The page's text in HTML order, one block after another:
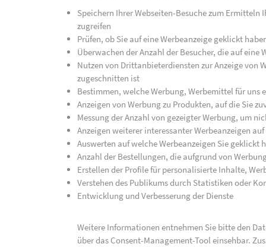
Speichern Ihrer Webseiten-Besuche zum
zugreifen
Prüfen, ob Sie auf eine Werbeanzeige geklickt
Überwachen der Anzahl der Besucher, die auf
Nutzen von Drittanbieterdiensten zur Anzeige von
zugeschnitten ist
Bestimmen, welche Werbung, Werbemittel für uns
Anzeigen von Werbung zu Produkten, auf die Sie
Messung der Anzahl von gezeigter Werbung, um
Anzeigen weiterer interessanter Werbeanzeigen
Auswerten auf welche Werbeanzeigen Sie geklickt
Anzahl der Bestellungen, die aufgrund von
Erstellen der Profile für personalisierte Inhalte,
Verstehen des Publikums durch Statistiken oder
Entwicklung und Verbesserung der Dienste
Weitere Informationen entnehmen Sie bitte den
über das Consent-Management-Tool einsehbar.